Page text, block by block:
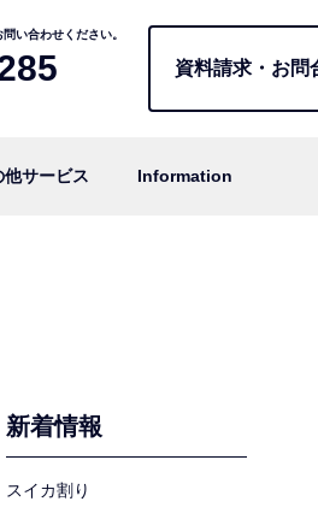
い合わせください。
資料請求・お問
サービス Information
新着情報
スイカ割り